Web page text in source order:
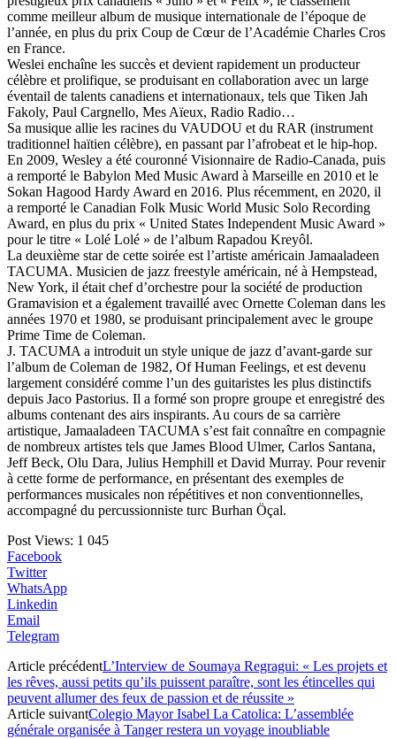
comme meilleur album de musique internationale de l’époque de
l’année, en plus du prix Coup de Cœur de l’Académie Charles Cros
en France.
Weslei enchaîne les succès et devient rapidement un producteur
célèbre et prolifique, se produisant en collaboration avec un large
éventail de talents canadiens et internationaux, tels que Tiken Jah
Fakoly, Paul Cargnello, Mes Aïeux, Radio Radio…
Sa musique allie les racines du VAUDOU et du RAR (instrument
traditionnel haïtien célèbre), en passant par l’afrobeat et le hip-hop.
En 2009, Wesley a été couronné Visionnaire de Radio-Canada, puis
a remporté le Babylon Med Music Award à Marseille en 2010 et le
Sokan Hagood Hardy Award en 2016. Plus récemment, en 2020, il
a remporté le Canadian Folk Music World Music Solo Recording
Award, en plus du prix « United States Independent Music Award »
pour le titre « Lolé Lolé » de l’album Rapadou Kreyôl.
La deuxième star de cette soirée est l’artiste américain Jamaaladeen
TACUMA. Musicien de jazz freestyle américain, né à Hempstead,
New York, il était chef d’orchestre pour la société de production
Gramavision et a également travaillé avec Ornette Coleman dans les
années 1970 et 1980, se produisant principalement avec le groupe
Prime Time de Coleman.
J. TACUMA a introduit un style unique de jazz d’avant-garde sur
l’album de Coleman de 1982, Of Human Feelings, et est devenu
largement considéré comme l’un des guitaristes les plus distinctifs
depuis Jaco Pastorius. Il a formé son propre groupe et enregistré des
albums contenant des airs inspirants. Au cours de sa carrière
artistique, Jamaaladeen TACUMA s’est fait connaître en compagnie
de nombreux artistes tels que James Blood Ulmer, Carlos Santana,
Jeff Beck, Olu Dara, Julius Hemphill et David Murray. Pour revenir
à cette forme de performance, en présentant des exemples de
performances musicales non répétitives et non conventionnelles,
accompagné du percussionniste turc Burhan Öçal.
Post Views: 1 045
Facebook
Twitter
WhatsApp
Linkedin
Email
Telegram
Article précédentL’Interview de Soumaya Regragui: « Les projets et
les rêves, aussi petits qu’ils puissent paraître, sont les étincelles qui
peuvent allumer des feux de passion et de réussite »
Article suivantColegio Mayor Isabel La Catolica: L’assemblée
générale organisée à Tanger restera un voyage inoubliable